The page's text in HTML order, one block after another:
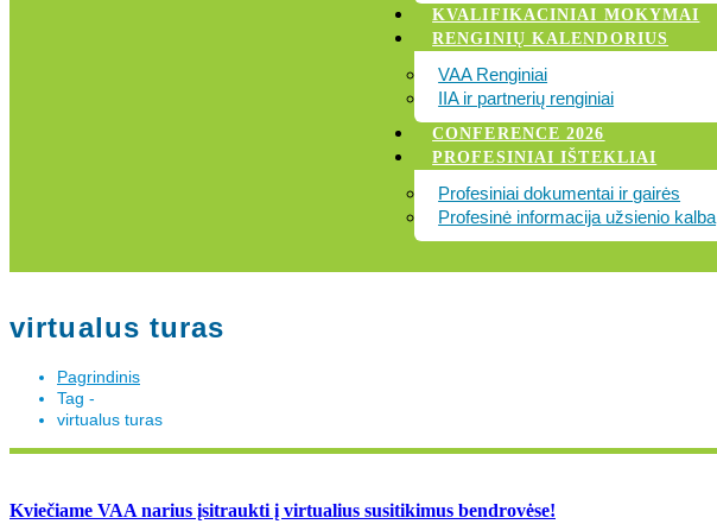
KVALIFIKACINIAI MOKYMAI
RENGINIŲ KALENDORIUS
VAA Renginiai
IIA ir partnerių renginiai
CONFERENCE 2026
PROFESINIAI IŠTEKLIAI
Profesiniai dokumentai ir gairės
Profesinė informacija užsienio kalba
virtualus turas
Pagrindinis
Tag -
virtualus turas
Kviečiame VAA narius įsitraukti į virtualius susitikimus bendrovėse!